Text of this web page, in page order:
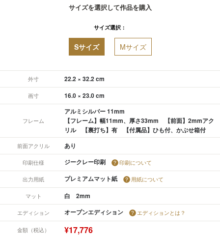
サイズを選択して作品を購入
サイズ選択：
Sサイズ Mサイズ
外寸 22.2 × 32.2 cm
画寸 16.0 × 23.0 cm
フレーム
アルミシルバー 11mm
【フレーム】幅11mm、厚さ33mm 【前面】2mmアク
リル 【裏打ち】有 【付属品】ひも付、かぶせ箱付
前面アクリル あり
印刷仕様 ジークレー印刷 印刷について
出力用紙 プレミアムマット紙 用紙について
マット 白 2mm
エディション オープンエディション エディションとは？
金額（税込） ¥17,776